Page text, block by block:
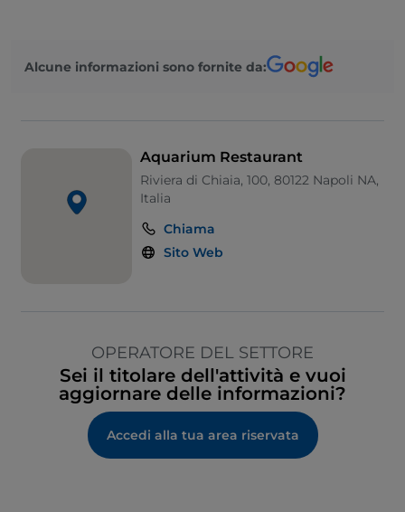
Alcune informazioni sono fornite da:
Aquarium Restaurant
Riviera di Chiaia, 100, 80122 Napoli NA,
Italia
Chiama
Sito Web
OPERATORE DEL SETTORE
Sei il titolare dell'attività e vuoi
aggiornare delle informazioni?
Accedi alla tua area riservata